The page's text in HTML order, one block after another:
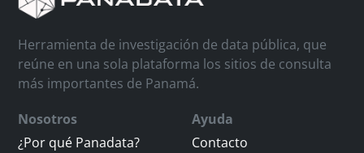
Herramienta de investigación de data pública, que
reúne en una sola plataforma los sitios de consulta
más importantes de Panamá.
Nosotros
¿Por qué Panadata?
Ayuda
Contacto